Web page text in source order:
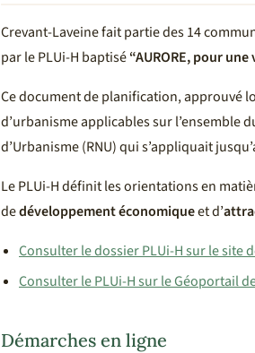
Crevant-Laveine fait partie des 14
par le PLUi-H baptisé“AURORE, pour
Ce document de planification, approuvé
d’urbanisme applicables sur l’ensemble
d’Urbanisme (RNU) qui s’appliquait
Le PLUi-H définit les orientations en
dedéveloppement économiqueet d’
Consulter le dossier PLUi-H sur le site
Consulter le PLUi-H sur le Géoportail
Démarches en ligne